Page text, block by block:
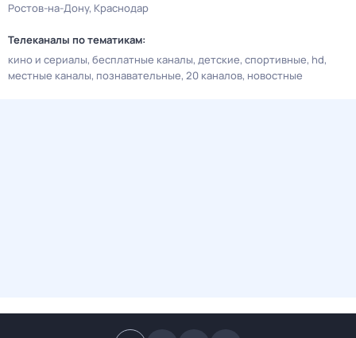
Ростов-на-Дону Краснодар
Телеканалы по тематикам:
кино и сериалы бесплатные каналы детские спортивные hd
местные каналы познавательные 20 каналов новостные